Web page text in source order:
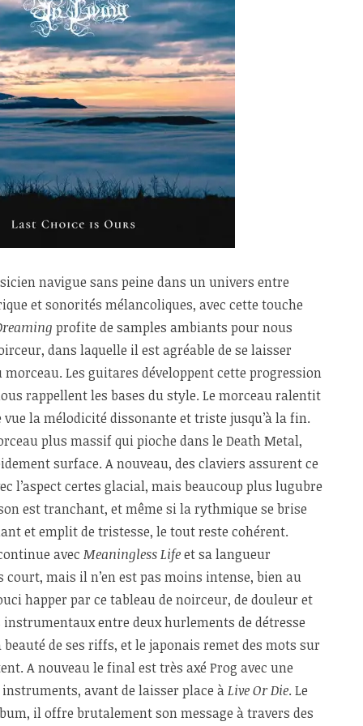
navigue sans peine dans un univers entre
et sonorités mélancoliques, avec cette touche
profite de samples ambiants pour nous
dans laquelle il est agréable de se laisser
Les guitares développent cette progression
rappellent les bases du style. Le morceau ralentit
vue la mélodicité dissonante et triste jusqu’à la fin.
plus massif qui pioche dans le Death Metal,
surface. A nouveau, des claviers assurent ce
l’aspect certes glacial, mais beaucoup plus lugubre
est tranchant, et même si la rythmique se brise
et emplit de tristesse, le tout reste cohérent.
avec Meaningless Lifeet sa langueur
mais il n’en est pas moins intense, bien au
happer par ce tableau de noirceur, de douleur et
instrumentaux entre deux hurlements de détresse
de ses riffs, et le japonais remet des mots sur
A nouveau le final est très axé Prog avec une
avant de laisser place àLive Or Die. Le
il offre brutalement son message à travers des